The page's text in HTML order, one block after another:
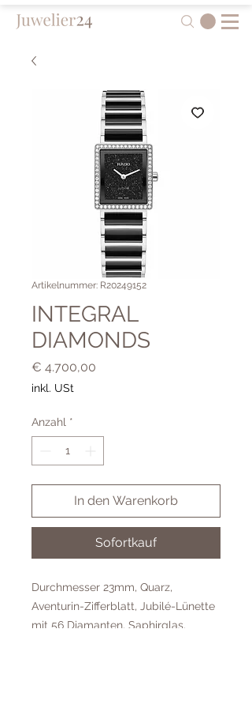
Artikelnummer: R20249152
INTEGRAL
DIAMONDS
€ 4.700,00
inkl. USt
Anzahl *
In den Warenkorb
Sofortkauf
Durchmesser 23mm, Quarz,
Aventurin-Zifferblatt, Jubilé-Lünette
mit 56 Diamanten, Saphirglas,